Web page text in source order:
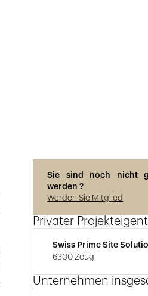
Sie sind noch nicht
werden ?
Werden Sie Mitglied
Privater
Swiss Prime Site
6300 Zoug
Unternehmen